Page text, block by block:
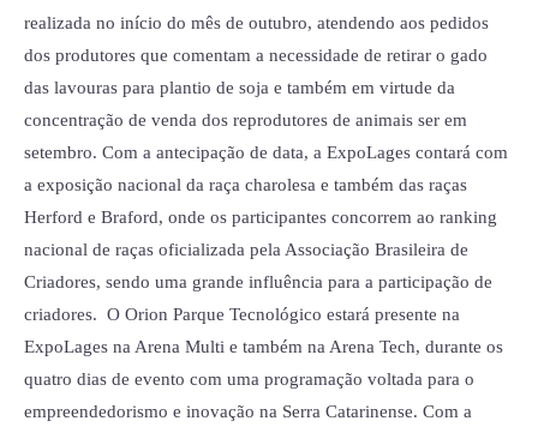
realizada no início do mês de outubro, atendendo aos pedidos
dos produtores que comentam a necessidade de retirar o gado
das lavouras para plantio de soja e também em virtude da
concentração de venda dos reprodutores de animais ser em
setembro. Com a antecipação de data, a ExpoLages contará com
a exposição nacional da raça charolesa e também das raças
Herford e Braford, onde os participantes concorrem ao ranking
nacional de raças oficializada pela Associação Brasileira de
Criadores, sendo uma grande influência para a participação de
criadores. O Orion Parque Tecnológico estará presente na
ExpoLages na Arena Multi e também na Arena Tech, durante os
quatro dias de evento com uma programação voltada para o
empreendedorismo e inovação na Serra Catarinense. Com a